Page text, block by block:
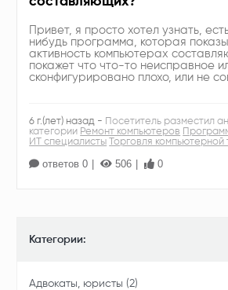
Привет, я просто хотел узнать,
нибудь программа, которая
активность компьютерах
покажет что что-то неисправное
сконфигурировано плохо, или не
6 г.(лет) назад -
Посетитель разместил
категории Ремонт компьютеров
ИТ специалисты
Торговля компьютерной
ответов 0 506 0
Категории:
Адвокаты, юристы (2)